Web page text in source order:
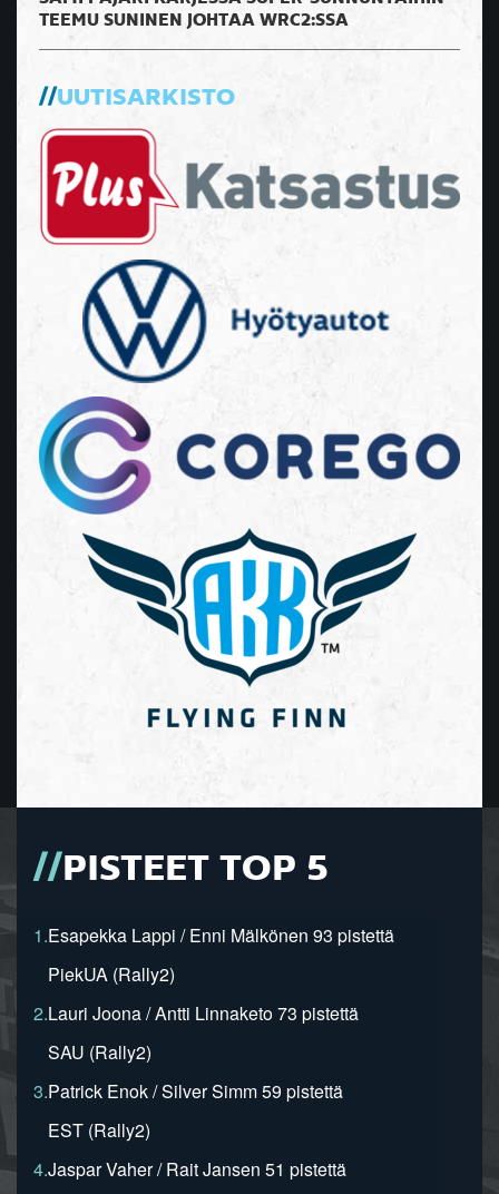
TEEMU SUNINEN JOHTAA WRC2:SSA
UUTISARKISTO
PISTEET TOP 5
1.Esapekka Lappi / Enni Mälkönen 93 pistettä
PiekUA (Rally2)
2.Lauri Joona / Antti Linnaketo 73 pistettä
SAU (Rally2)
3.Patrick Enok / Silver Simm 59 pistettä
EST (Rally2)
4.Jaspar Vaher / Rait Jansen 51 pistettä